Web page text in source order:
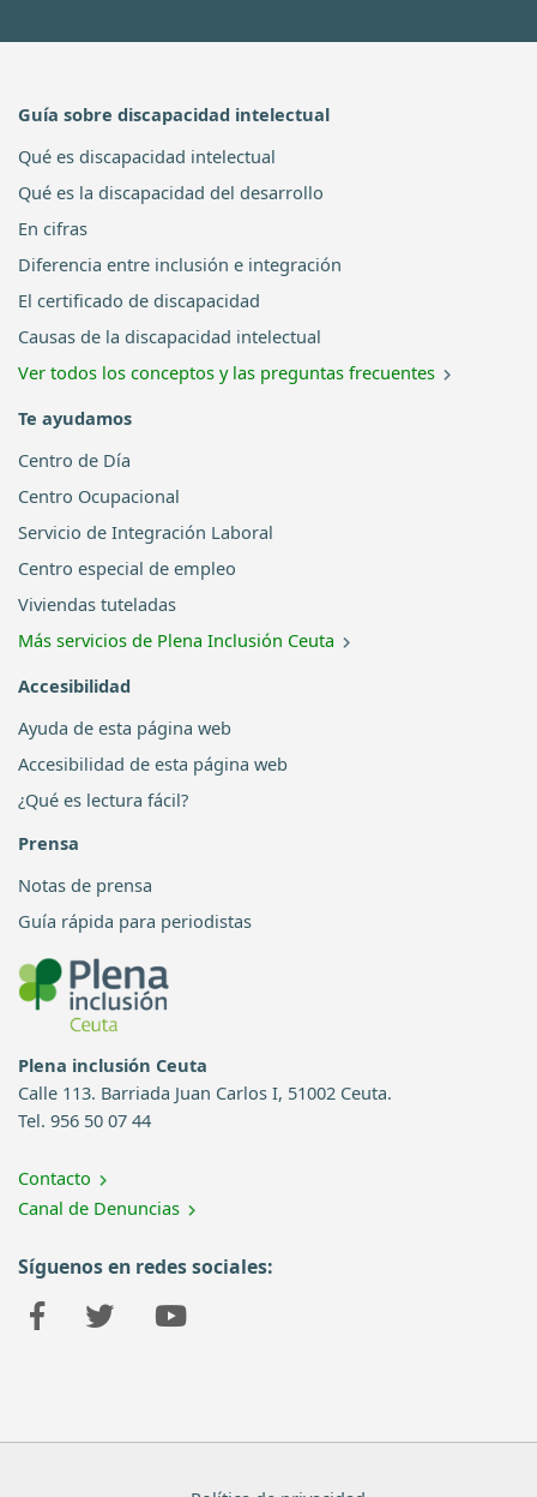
Guía sobre discapacidad intelectual
Qué es discapacidad intelectual
Qué es la discapacidad del desarrollo
En cifras
Diferencia entre inclusión e integración
El certificado de discapacidad
Causas de la discapacidad intelectual
Ver todos los conceptos y las preguntas frecuentes
Te ayudamos
Centro de Día
Centro Ocupacional
Servicio de Integración Laboral
Centro especial de empleo
Viviendas tuteladas
Más servicios de Plena Inclusión Ceuta
Accesibilidad
Ayuda de esta página web
Accesibilidad de esta página web
¿Qué es lectura fácil?
Prensa
Notas de prensa
Guía rápida para periodistas
Plena inclusión Ceuta
Calle 113. Barriada Juan Carlos I, 51002 Ceuta.
Tel. 956 50 07 44
Contacto
Canal de Denuncias
Síguenos en redes sociales: